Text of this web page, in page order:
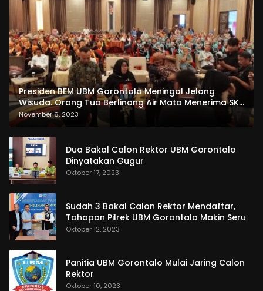
Presiden BEM UBM Gorontalo Meningal Jelang
Wisuda. Orang Tua Berlinang Air Mata Menerima SKL
dan Pemasangan Salempang
November 6, 2023
Dua Bakal Calon Rektor UBM Gorontalo
Dinyatakan Gugur
Oktober 17, 2023
Sudah 3 Bakal Calon Rektor Mendaftar,
Tahapan Pilrek UBM Gorontalo Makin Seru
Oktober 12, 2023
Panitia UBM Gorontalo Mulai Jaring Calon
Rektor
Oktober 10, 2023